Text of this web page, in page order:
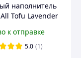
наполнитель
Tofu Lavender
кг)
к отправке
5.0 (1)